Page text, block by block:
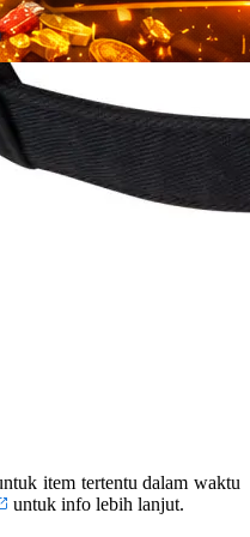
item tertentu dalam waktu
untuk info lebih lanjut.